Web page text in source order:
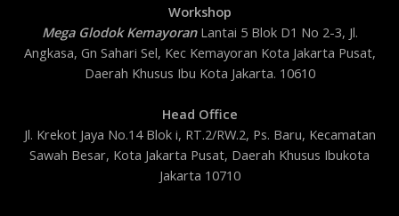
Mega Glodok KemayoranLantai 5 Blok D1 No 2-3, Jl.
Angkasa, Gn Sahari Sel, Kec Kemayoran Kota Jakarta Pusat,
Daerah Khusus Ibu Kota Jakarta. 10610
Jl. Krekot Jaya No.14 Blok i, RT.2/RW.2, Ps. Baru, Kecamatan
Sawah Besar, Kota Jakarta Pusat, Daerah Khusus Ibukota
Jakarta 10710